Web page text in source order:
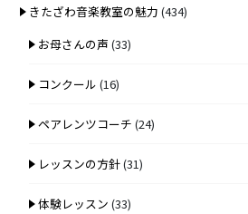
きたざわ音楽教室の魅力 (434)
お母さんの声 (33)
コンクール (16)
ペアレンツコーチ (24)
レッスンの方針(31)
体験レッスン (33)